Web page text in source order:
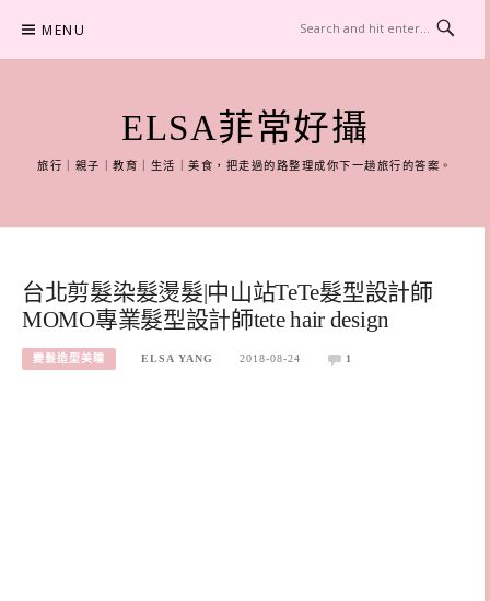
content
MENU
ELSA菲常好攝
旅行｜親子｜教育｜生活｜美食，把走過的路整理成你下一趟旅行的答案。
台北剪髮染髮燙髮|中山站TeTe髮型設計師
MOMO專業髮型設計師tete hair design
變髮造型美瞳 ELSA YANG 2018-08-24 1